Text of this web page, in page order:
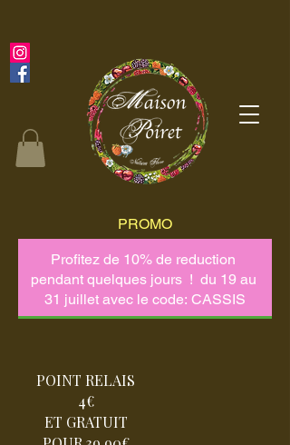
POINT RELAIS
4€
ET GRATUIT
PROMO